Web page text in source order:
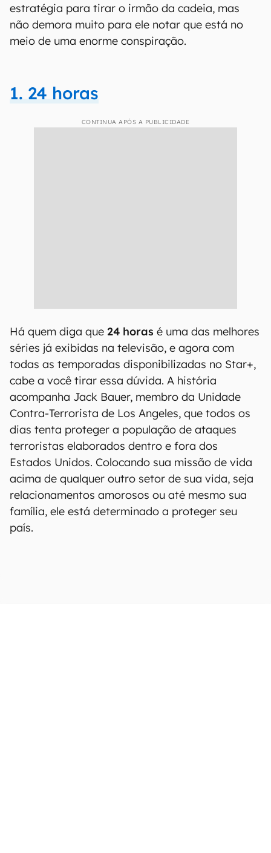
estratégia para tirar o irmão da cadeia, mas
não demora muito para ele notar que está no
meio de uma enorme conspiração.
1. 24 horas
CONTINUA APÓS A PUBLICIDADE
Há quem diga que 24 horas é uma das melhores
séries já exibidas na televisão, e agora com
todas as temporadas disponibilizadas no Star+,
cabe a você tirar essa dúvida. A história
acompanha Jack Bauer, membro da Unidade
Contra-Terrorista de Los Angeles, que todos os
dias tenta proteger a população de ataques
terroristas elaborados dentro e fora dos
Estados Unidos. Colocando sua missão de vida
acima de qualquer outro setor de sua vida, seja
relacionamentos amorosos ou até mesmo sua
família, ele está determinado a proteger seu
país.